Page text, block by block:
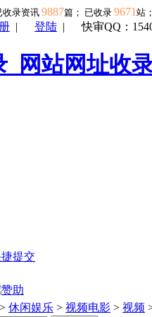
收录资讯 9887篇； 已收录 9671 站
| 登陆 |快审QQ：
_网站网址收
> 休闲娱乐 > 视频电影 > 视频